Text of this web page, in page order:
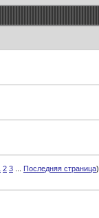
2 3 Последняя страница)